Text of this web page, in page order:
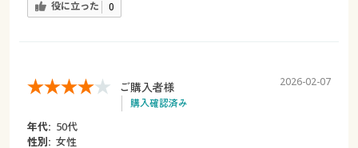
役に立った 0
ご購入者様
購入確認済み
2026-02-07
年代: 50代
性別: 女性